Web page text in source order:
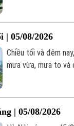
lúc này khoảng 25-
khoảng 95%.
| 05/08/2026
Chiều tối và đêm
mưa vừa, mưa to và
| 05/08/2026